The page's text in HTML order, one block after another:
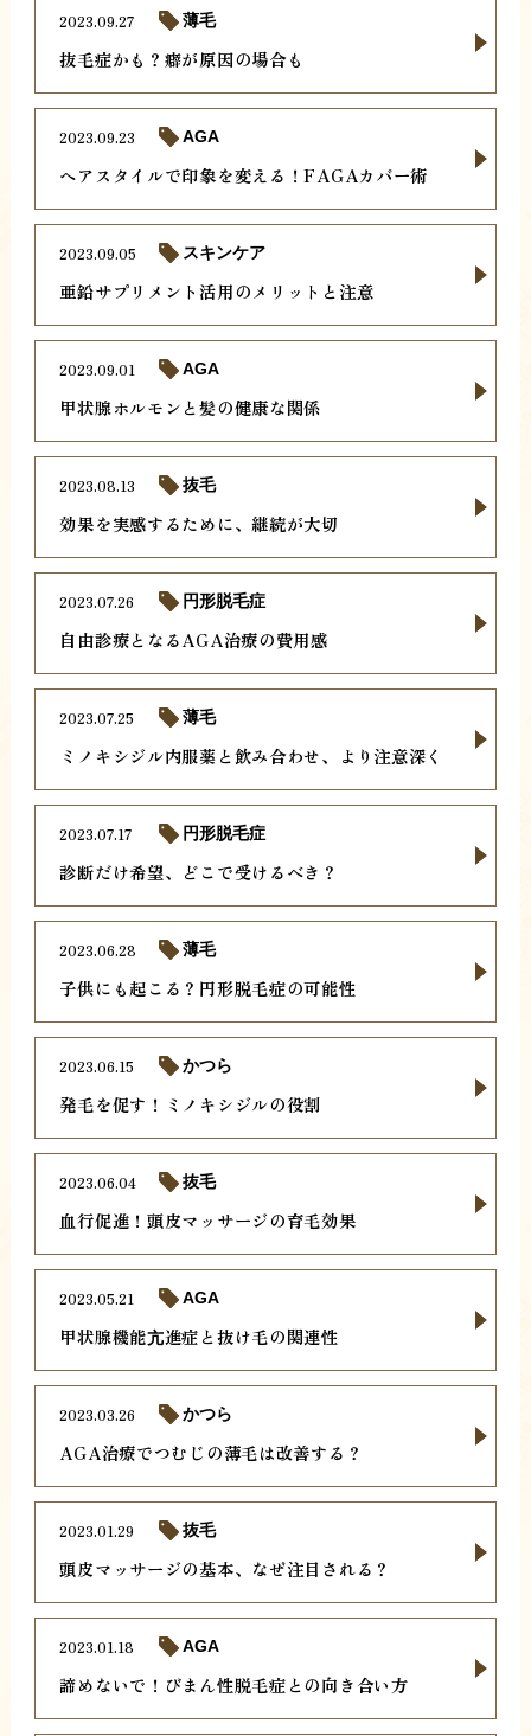
抜毛症かも？癖が原因の場合も
2023.09.27 薄毛
ヘアスタイルで印象を変える！FAGAカバー術
2023.09.23 AGA
亜鉛サプリメント活用のメリットと注意
2023.09.05 スキンケア
甲状腺ホルモンと髪の健康な関係
2023.09.01 AGA
効果を実感するために、継続が大切
2023.08.13 抜毛
自由診療となるAGA治療の費用感
2023.07.26 円形脱毛症
ミノキシジル内服薬と飲み合わせ、より注意深く
2023.07.25 薄毛
診断だけ希望、どこで受けるべき？
2023.07.17 円形脱毛症
子供にも起こる？円形脱毛症の可能性
2023.06.28 薄毛
発毛を促す！ミノキシジルの役割
2023.06.15 かつら
血行促進！頭皮マッサージの育毛効果
2023.06.04 抜毛
甲状腺機能亢進症と抜け毛の関連性
2023.05.21 AGA
AGA治療でつむじの薄毛は改善する？
2023.03.26 かつら
頭皮マッサージの基本、なぜ注目される？
2023.01.29 抜毛
諦めないで！びまん性脱毛症との向き合い方
2023.01.18 AGA